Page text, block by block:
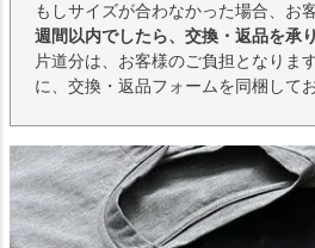
もしサイズが合わなかった場合、お
週間以内でしたら、交換・返品を承
片道分は、お客様のご負担となりま
に、交換・返品フォームを同梱して